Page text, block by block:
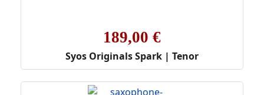
189,00 €
Syos Originals Spark | Tenor